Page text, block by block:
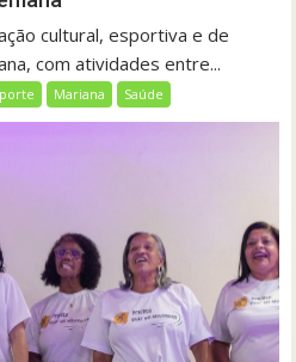
cultural, esportiva e de
com atividades entre...
Mariana Saúde